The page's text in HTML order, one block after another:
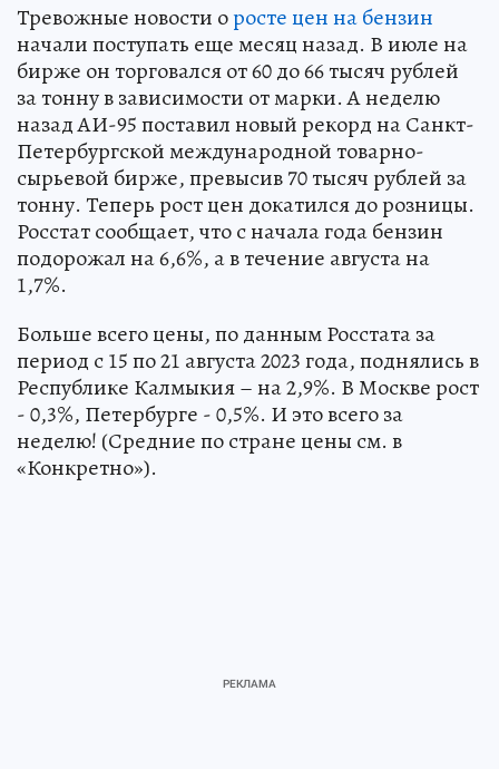
Тревожные новости оросте цен на бензин
начали поступать еще месяц назад. В июле на
бирже он торговался от 60 до 66 тысяч рублей
за тонну в зависимости от марки. А неделю
назад АИ-95 поставил новый рекорд на Санкт-
Петербургской международной товарно-
сырьевой бирже, превысив 70 тысяч рублей за
тонну. Теперь рост цен докатился до розницы.
Росстат сообщает, что с начала года бензин
подорожал на 6,6%, а в течение августа на
1,7%.
Больше всего цены, по данным Росстата за
период с 15 по 21 августа 2023 года, поднялись в
Республике Калмыкия – на 2,9%. В Москве рост
- 0,3%, Петербурге - 0,5%. И это всего за
неделю! (Средние по стране цены см. в
«Конкретно»).